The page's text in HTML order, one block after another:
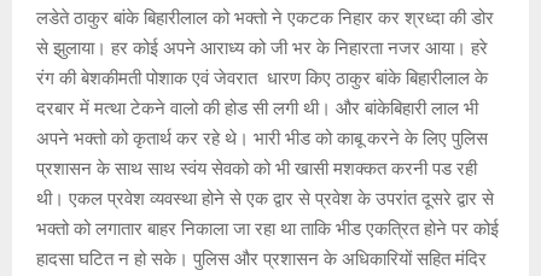
लडेते ठाकुर बांके बिहारीलाल को भक्तो ने एकटक निहार कर श्रध्दा की डोर
से झुलाया। हर कोई अपने आराध्य को जी भर के निहारता नजर आया। हरे
रंग की बेशकीमती पोशाक एवं जेवरात धारण किए ठाकुर बांके बिहारीलाल के
दरबार में मत्था टेकने वालो की होड सी लगी थी। और बांकेबिहारी लाल भी
अपने भक्तो को कृतार्थ कर रहे थे। भारी भीड को काबू करने के लिए पुलिस
प्रशासन के साथ साथ स्वंय सेवको को भी खासी मशक्कत करनी पड रही
थी। एकल प्रवेश व्यवस्था होने से एक द्वार से प्रवेश के उपरांत दूसरे द्वार से
भक्तो को लगातार बाहर निकाला जा रहा था ताकि भीड एकत्रित होने पर कोई
हादसा घटित न हो सके। पुलिस और प्रशासन के अधिकारियों सहित मंदिर